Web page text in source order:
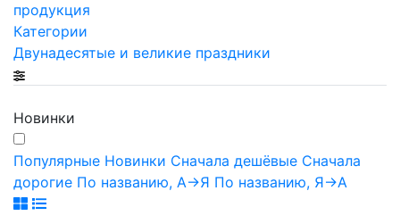
продукция
Категории
Двунадесятые и великие праздники
Новинки
Популярные Новинки Сначала дешёвые Сначала
дорогие По названию, А->Я По названию, Я->А